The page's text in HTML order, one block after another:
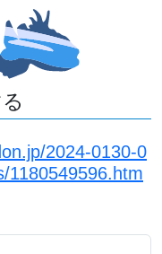
2024-0130-0
1180549596.htm